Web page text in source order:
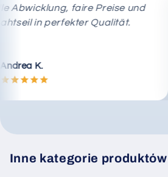
Abwicklung, faire Preise und
Drahtseil in perfekter Qualität.
Andrea K.
Inne kategorie produktów